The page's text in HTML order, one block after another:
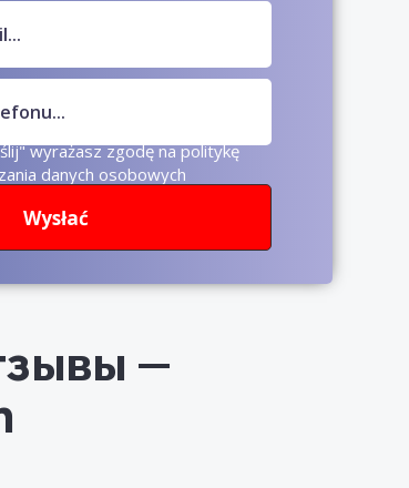
Wysłać
wyrażasz zgodę na politykę
danych osobowych
—